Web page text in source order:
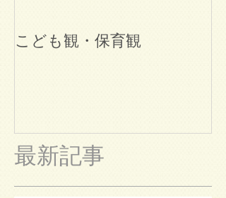
こども観・保育観
最新記事